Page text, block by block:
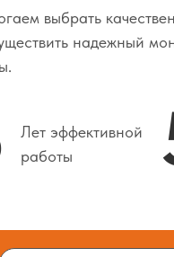
выбрать
надежный
Лет эффективной
работы